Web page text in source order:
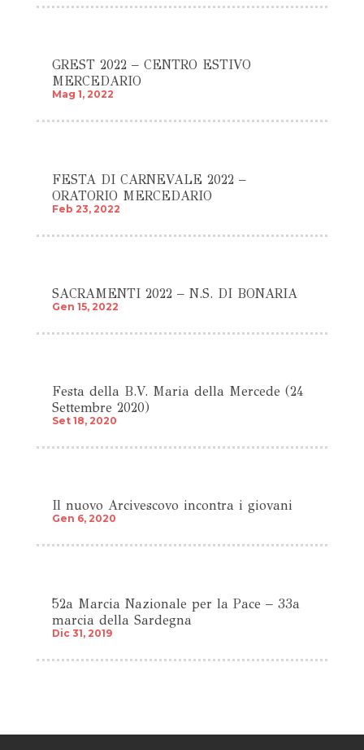
GREST 2022 – CENTRO ESTIVO
MERCEDARIO
Mag 1, 2022
FESTA DI CARNEVALE 2022 –
ORATORIO MERCEDARIO
Feb 23, 2022
SACRAMENTI 2022 – N.S. DI BONARIA
Gen 15, 2022
Festa della B.V. Maria della Mercede (24
Settembre 2020)
Set 18, 2020
Il nuovo Arcivescovo incontra i giovani
Gen 6, 2020
52a Marcia Nazionale per la Pace – 33a
marcia della Sardegna
Dic 31, 2019